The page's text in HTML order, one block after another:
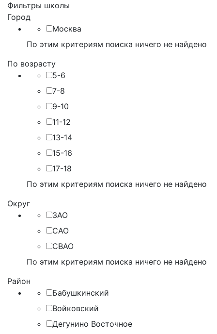
Фильтры школы
Город
Москва
По этим критериям поиска ничего не найдено
По возрасту
5-6
7-8
9-10
11-12
13-14
15-16
17-18
По этим критериям поиска ничего не найдено
Округ
ЗАО
САО
СВАО
По этим критериям поиска ничего не найдено
Район
Бабушкинский
Войковский
Дегунино Восточное